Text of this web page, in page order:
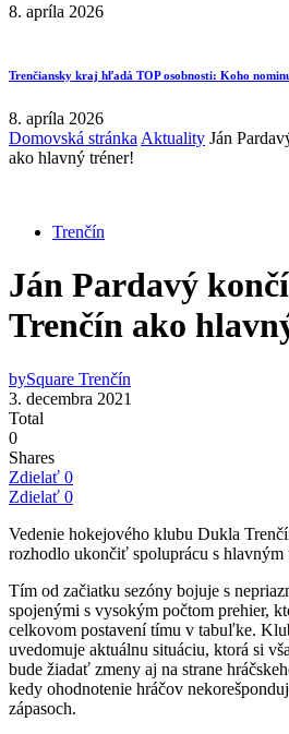
8. apríla 2026
Trenčiansky kraj hľadá TOP osobnosti: Koho
8. apríla 2026
Domovská stránka Aktuality Ján
ako hlavný tréner!
Trenčín
Ján Pardavý
Trenčín ako
bySquare Trenčín
3. decembra 2021
Total
0
Shares
Zdielať 0
Zdielať 0
Vedenie hokejového klubu Dukla
rozhodlo ukončiť spoluprácu s hlavným
Tím od začiatku sezóny bojuje s
spojenými s vysokým počtom prehier,
celkovom postavení tímu v tabuľke.
uvedomuje aktuálnu situáciu, ktorá si
bude žiadať zmeny aj na strane
kedy ohodnotenie hráčov
zápasoch.